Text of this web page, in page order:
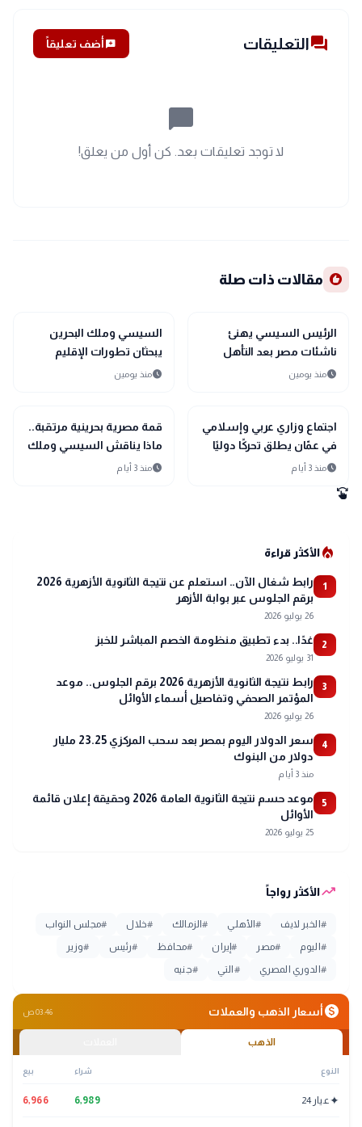
forumالتعليقات add_commentأضف تعليقاً
chat_bubble_outline
لا توجد تعليقات بعد. كن أول من يعلق!
recommend مقالات ذات صلة
sports_soccer
رياضة
الرئيس السيسي يهنئ
ناشئات مصر بعد التأهل
التاريخي إلى نصف نهائي
scheduleمنذ يومين
bolt
عاجل
السيسي وملك البحرين
يبحثان تطورات الإقليم
ويؤكدان أولوية الحلول
scheduleمنذ يومين
bolt
عاجل
اجتماع وزاري عربي وإسلامي
في عمّان يطلق تحركًا دوليًا
لحماية القدس ومقدساتها
scheduleمنذ 3 أيام
bolt
عاجل
قمة مصرية بحرينية مرتقبة..
ماذا يناقش السيسي وملك
البحرين؟
scheduleمنذ 3 أيام
swipe
local_fire_departmentالأكثر قراءة
1
رابط شغال الآن.. استعلم عن نتيجة الثانوية الأزهرية 2026
برقم الجلوس عبر بوابة الأزهر
26 يوليو 2026
2 غدًا.. بدء تطبيق منظومة الخصم المباشر للخبز
31 يوليو 2026
3
رابط نتيجة الثانوية الأزهرية 2026 برقم الجلوس.. موعد
المؤتمر الصحفي وتفاصيل أسماء الأوائل
26 يوليو 2026
4
سعر الدولار اليوم بمصر بعد سحب المركزي 23.25 مليار
دولار من البنوك
منذ 3 أيام
5
موعد حسم نتيجة الثانوية العامة 2026 وحقيقة إعلان قائمة
الأوائل
25 يوليو 2026
trending_upالأكثر رواجاً
# الخبر لايف #الأهلي #الزمالك #خلال #مجلس النواب
# اليوم #مصر #إيران #محافظ #رئيس #وزير
# الدوري المصري # التي #جنيه
monetization_onأسعار الذهب والعملات 03:46 ص
الذهب
النوع شراء بيع
✦عيار 24 6,989
6,966